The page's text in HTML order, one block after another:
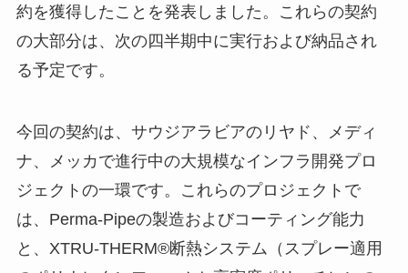
約を獲得したことを発表しました。これらの契約
の大部分は、次の四半期中に実行および納品され
る予定です。
今回の契約は、サウジアラビアのリヤド、メディ
ナ、メッカで進行中の大規模なインフラ開発プロ
ジェクトの一環です。これらのプロジェクトで
は、Perma-Pipeの製造およびコーティング能力
と、XTRU-THERM®断熱システム（スプレー適用